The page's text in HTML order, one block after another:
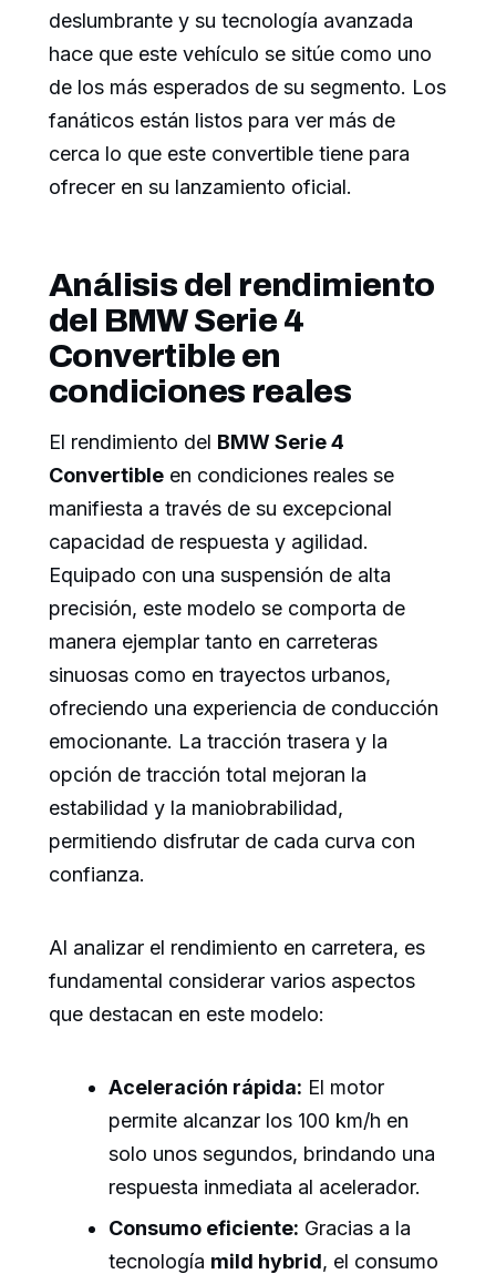
deslumbrante y su tecnología avanzada
hace que este vehículo se sitúe como uno
de los más esperados de su segmento. Los
fanáticos están listos para ver más de
cerca lo que este convertible tiene para
ofrecer en su lanzamiento oficial.
Análisis del rendimiento
del BMW Serie 4
Convertible en
condiciones reales
El rendimiento del BMW Serie 4
Convertible en condiciones reales se
manifiesta a través de su excepcional
capacidad de respuesta y agilidad.
Equipado con una suspensión de alta
precisión, este modelo se comporta de
manera ejemplar tanto en carreteras
sinuosas como en trayectos urbanos,
ofreciendo una experiencia de conducción
emocionante. La tracción trasera y la
opción de tracción total mejoran la
estabilidad y la maniobrabilidad,
permitiendo disfrutar de cada curva con
confianza.
Al analizar el rendimiento en carretera, es
fundamental considerar varios aspectos
que destacan en este modelo:
Aceleración rápida: El motor
permite alcanzar los 100 km/h en
solo unos segundos, brindando una
respuesta inmediata al acelerador.
Consumo eficiente: Gracias a la
tecnología mild hybrid, el consumo